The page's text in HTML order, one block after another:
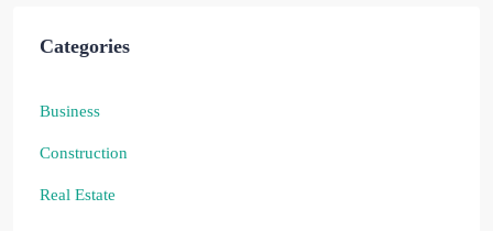
Categories
Business
Construction
Real Estate